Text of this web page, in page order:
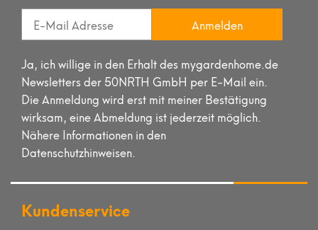
Anmelden
Ja, ich willige in den Erhalt des mygardenhome.de
Newsletters der 50NRTH GmbH per E-Mail ein.
Die Anmeldung wird erst mit meiner Bestätigung
wirksam, eine Abmeldung ist jederzeit möglich.
Nähere Informationen in den
Datenschutzhinweisen.
Kundenservice